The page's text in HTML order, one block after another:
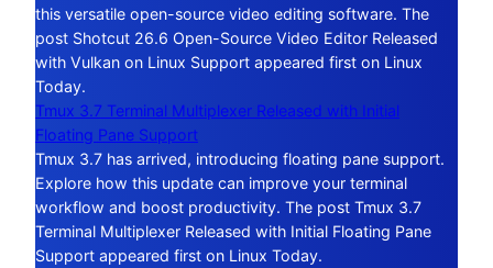
this versatile open-source video editing software. The
post Shotcut 26.6 Open-Source Video Editor Released
with Vulkan on Linux Support appeared first on Linux
Today.
Tmux 3.7 Terminal Multiplexer Released with Initial
Floating Pane Support
Tmux 3.7 has arrived, introducing floating pane support.
Explore how this update can improve your terminal
workflow and boost productivity. The post Tmux 3.7
Terminal Multiplexer Released with Initial Floating Pane
Support appeared first on Linux Today.